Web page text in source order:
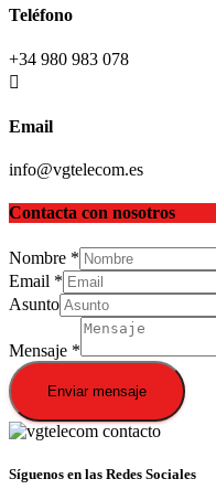
Teléfono
+34 980 983 078
Email
info@vgtelecom.es
Contacta con nosotros
Nombre *
Email *
Asunto
Mensaje *
Enviar mensaje
Síguenos en las Redes Sociales